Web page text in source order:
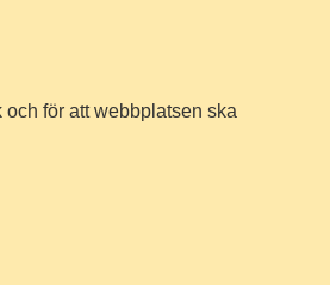
för att webbplatsen ska